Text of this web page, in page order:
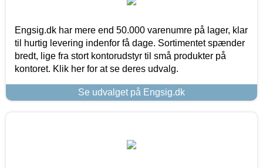
Engsig.dk har mere end 50.000 varenumre på lager, klar
til hurtig levering indenfor få dage. Sortimentet spænder
bredt, lige fra stort kontorudstyr til små produkter på
kontoret. Klik her for at se deres udvalg.
Se udvalget på Engsig.dk